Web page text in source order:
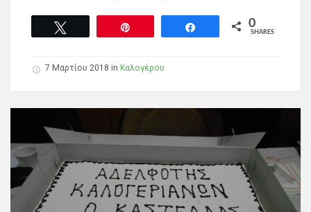
0
SHARES
7 Μαρτίου 2018 in Καλογέρου